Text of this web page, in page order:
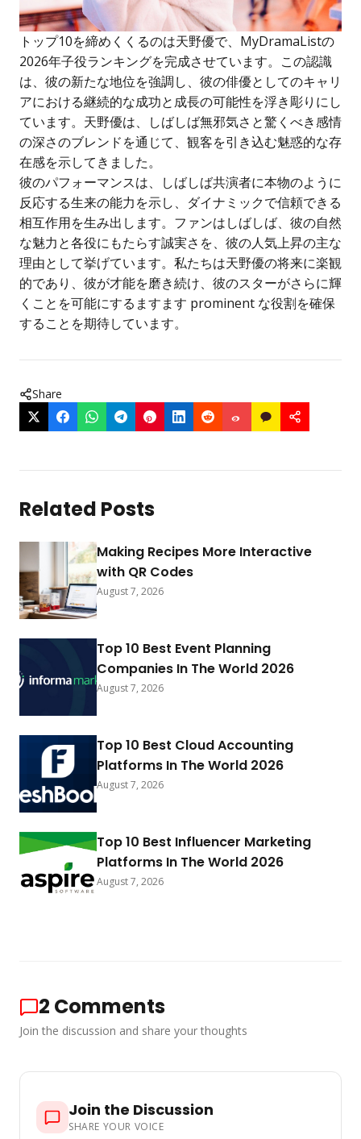
トップ10を締めくくるのは天野優で、MyDramaListの
2026年子役ランキングを完成させています。この認識
は、彼の新たな地位を強調し、彼の俳優としてのキャリ
アにおける継続的な成功と成長の可能性を浮き彫りにし
ています。天野優は、しばしば無邪気さと驚くべき感情
の深さのブレンドを通じて、観客を引き込む魅惑的な存
在感を示してきました。
彼のパフォーマンスは、しばしば共演者に本物のように
反応する生来の能力を示し、ダイナミックで信頼できる
相互作用を生み出します。ファンはしばしば、彼の自然
な魅力と各役にもたらす誠実さを、彼の人気上昇の主な
理由として挙げています。私たちは天野優の将来に楽観
的であり、彼が才能を磨き続け、彼のスターがさらに輝
くことを可能にするますます prominent な役割を確保
することを期待しています。
Share
Related Posts
Making Recipes More Interactive
with QR Codes
August 7, 2026
Top 10 Best Event Planning
Companies In The World 2026
August 7, 2026
Top 10 Best Cloud Accounting
Platforms In The World 2026
August 7, 2026
Top 10 Best Influencer Marketing
Platforms In The World 2026
August 7, 2026
2 Comments
Join the discussion and share your thoughts
Join the Discussion
SHARE YOUR VOICE